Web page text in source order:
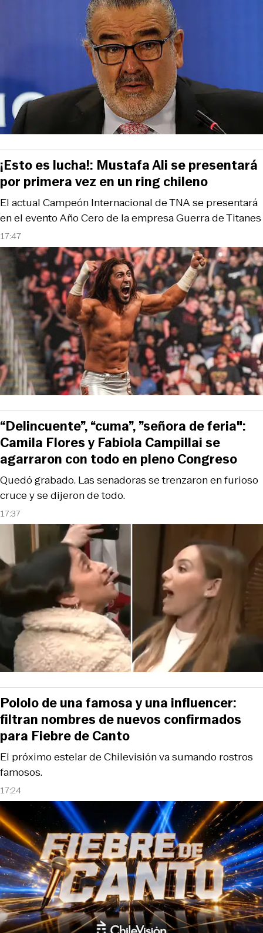
17:47
El actual Campeón Internacional de TNA se presentará
en el evento Año Cero de la empresa Guerra de Titanes
¡Esto es lucha!: Mustafa Ali se presentará
por primera vez en un ring chileno
17:37
Quedó grabado. Las senadoras se trenzaron en furioso
cruce y se dijeron de todo.
“Delincuente”, “cuma”, ”señora de feria":
Camila Flores y Fabiola Campillai se
agarraron con todo en pleno Congreso
17:24
El próximo estelar de Chilevisión va sumando rostros
famosos.
Pololo de una famosa y una influencer:
filtran nombres de nuevos confirmados
para Fiebre de Canto